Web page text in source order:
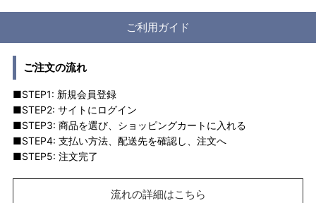
ご利用ガイド
ご注文の流れ
■STEP1: 新規会員登録
■STEP2: サイトにログイン
■STEP3: 商品を選び、ショッピングカートに入れる
■STEP4: 支払い方法、配送先を確認し、注文へ
■STEP5: 注文完了
流れの詳細はこちら